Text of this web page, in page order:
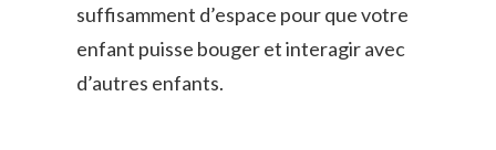
suffisamment d’espace pour⁢ que votre
enfant ‍puisse‍ bouger et interagir avec
d’autres enfants.